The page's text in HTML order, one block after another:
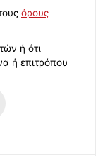
όρους
ή ότι
ή επιτρόπου